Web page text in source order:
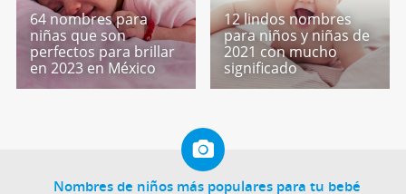
64 nombres para
niñas que son
perfectos para brillar
en 2023 en México
12 lindos nombres
para niños y niñas de
2021 con mucho
significado
Nombres de niños más populares para tu bebé